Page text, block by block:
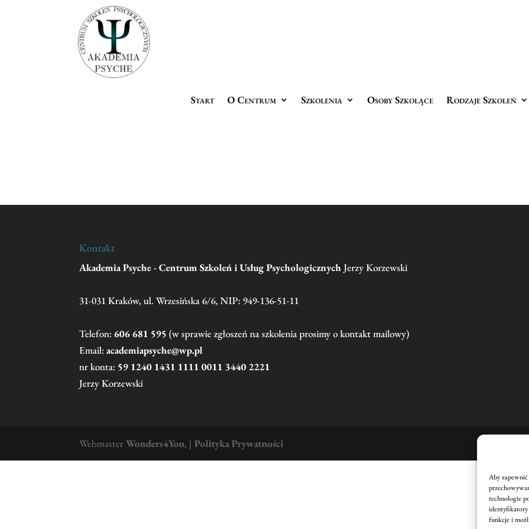
Aby
technologie
identyfikatory
funkcje i
Start O Centrum Szkolenia Osoby Szkolące Rodzaje Szkoleń
Kontakt
Akademia Psyche - Centrum Szkoleń i Usług Psychologicznych Jerzy Korzewski
31-031 Kraków, ul. Wrzesińska 6/6, NIP: 949-136-51-11
Telefon: 606 681 595 (w sprawie zgłoszeń na szkolenia prosimy o kontakt mailowy)
Email:academiapsyche@wp.pl
nr konta: 59 1240 1431 1111 0011 3440 2221
Jerzy Korzewski
WebmasterWonders4You, |Polityka Prywatności